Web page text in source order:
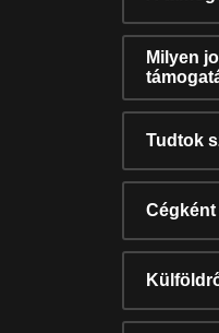
Milyen
Tudtok